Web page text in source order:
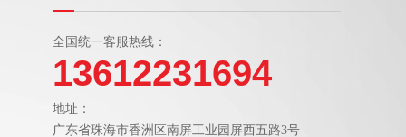
全国统一客服热线：
13612231694
地址：
广东省珠海市香洲区南屏工业园屏西五路3号